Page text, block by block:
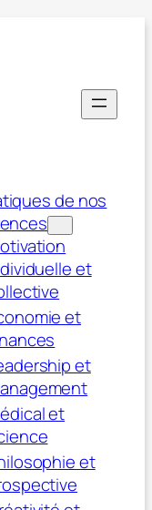
de nos
et
et
et
et
et